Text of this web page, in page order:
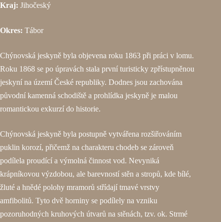
Kraj: Jihočeský
Okres: Tábor
Chýnovská jeskyně byla objevena roku 1863 při práci v lomu.
Roku 1868 se po úpravách stala první turisticky zpřístupněnou
jeskyní na území České republiky. Dodnes jsou zachována
původní kamenná schodiště a prohlídka jeskyně je malou
romantickou exkurzí do historie.
Chýnovská jeskyně byla postupně vytvářena rozšiřováním
puklin korozí, přičemž na charakteru chodeb se zároveň
podílela proudící a výmolná činnost vod. Nevyniká
krápníkovou výzdobou, ale barevností stěn a stropů, kde bílé,
žluté a hnědé polohy mramorů střídají tmavé vrstvy
amfibolitů. Tyto dvě horniny se podílely na vzniku
pozoruhodných kruhových útvarů na stěnách, tzv. ok. Strmé